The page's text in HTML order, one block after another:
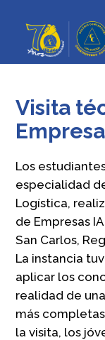
Visita
Los
especialidad
Logística,
de Empresas
San Carlos,
La instancia
aplicar los
realidad de
más
la visita, los